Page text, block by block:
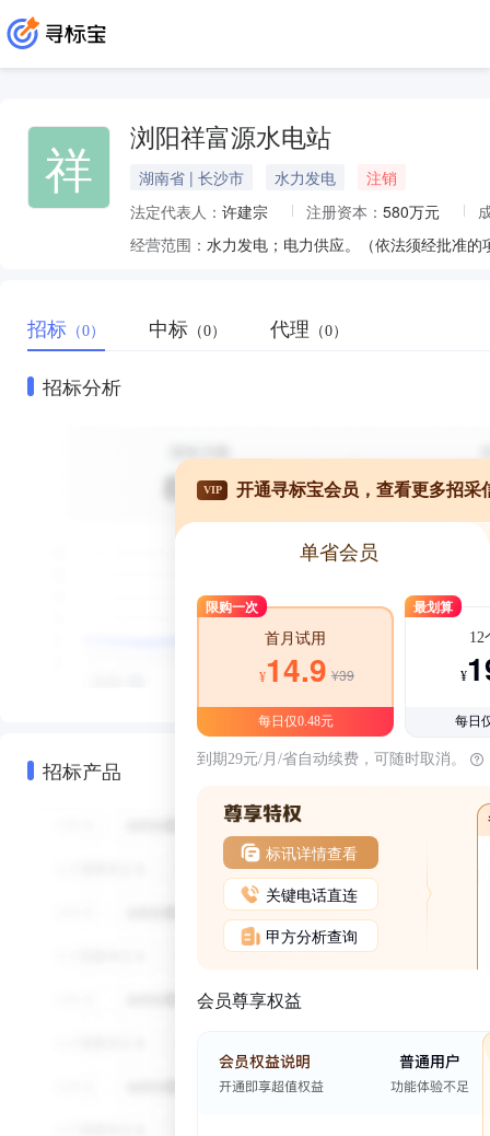
祥 浏阳祥富源水电站
湖南省 | 长沙市 水力发电
注销
法定代表人： 许建宗 注册资本： 580万元
经营范围： 水力发电；电力供应。（依法须经批准
招标 （0） 中标 （0） 代理 （0）
招标分析
招标产品
VIP 开通寻标宝会员，查看更多招采
单省会员
限购一次
首月试用
¥14.9 ¥39
每日仅0.48元
最划算
12
¥
每日
到期29元/月/省自动续费，可随时取消。
标讯详情查看
关键电话直连
甲方分析查询
会员尊享权益